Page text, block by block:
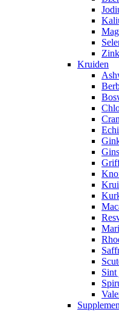
Zink
Kruiden
Sint